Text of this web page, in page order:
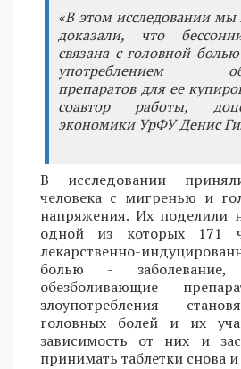
«В этом исследовании
доказали, что
связана с головной
употреблением
препаратов для ее
соавтор работы,
экономики УрФУ Денис
В исследовании
человека с мигренью и
напряжения. Их поделили
одной из которых 171
лекарственно-
болью -
обезболивающие
злоупотребления
головных болей и их
зависимость от них и
принимать таблетки снова и